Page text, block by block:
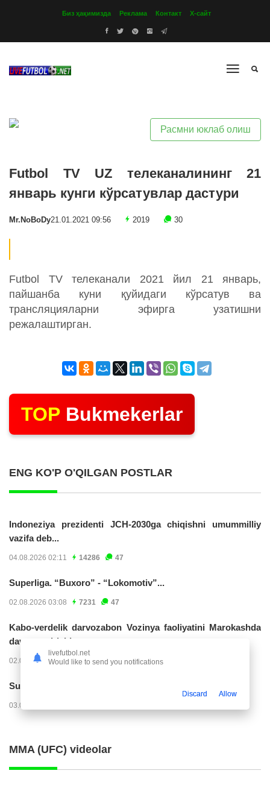
Биз ҳақимизда Реклама Контакт Х-сайт
Расмни юклаб олиш
Futbol TV UZ телеканалининг 21
январь кунги кўрсатувлар дастури
Mr.NoBoDy21.01.2021 09:56 2019 30
Futbol TV телеканали 2021 йил 21 январь,
пайшанба куни қуйидаги кўрсатув ва
трансляцияларни эфирга узатишни
режалаштирган.
TOP Bukmekerlar
ENG KO'P O'QILGAN POSTLAR
Indoneziya prezidenti JCH-2030ga chiqishni umummilliy
vazifa deb...
04.08.2026 02:11 14286 47
Superliga. “Buxoro” - “Lokomotiv”...
02.08.2026 03:08 7231 47
Kabo-verdelik darvozabon Vozinya faoliyatini Marokashda
davom ettirishi...
02.08.2026 01:08 3984 47
Superliga. "Dinamo" – "Neftchi" (matnli...
03.08.2026 20:32
MMA (UFC) videolar
livefutbol.net
Would like to send you notifications
Discard Allow